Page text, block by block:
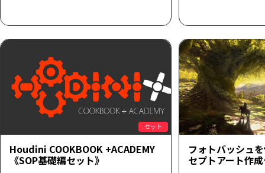
セット
Houdini COOKBOOK +ACADEMY
《SOP基礎編セット》
フォトバッシュ
セプトアート作